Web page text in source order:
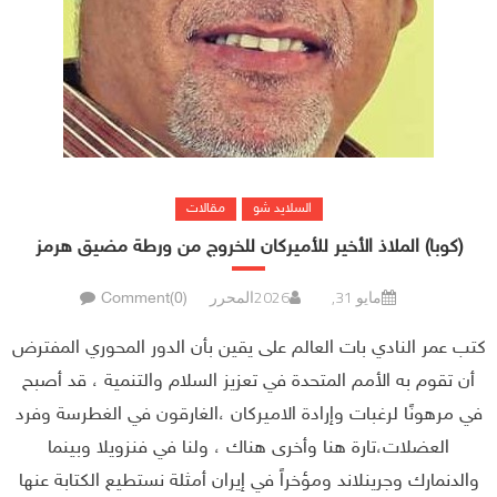
السلايد شو مقالات
(كوبا) الملاذ الأخير للأميركان للخروج من ورطة مضيق هرمز
مايو 31, 2026 المحرر Comment(0)
كتب عمر النادي بات العالم على يقين بأن الدور المحوري المفترض
أن تقوم به الأمم المتحدة في تعزيز السلام والتنمية ، قد أصبح
في مرهونًا لرغبات وإرادة الاميركان ،الغارقون في الغطرسة وفرد
العضلات،تارة هنا وأخرى هناك ، ولنا في فنزويلا وبينما
والدنمارك وجرينلاند ومؤخراً في إيران أمثلة نستطيع الكتابة عنها